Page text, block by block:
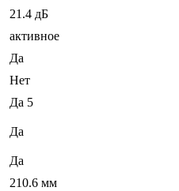
21.4 дБ
активное
Да
Нет
Да 5
Да
Да
210.6 мм